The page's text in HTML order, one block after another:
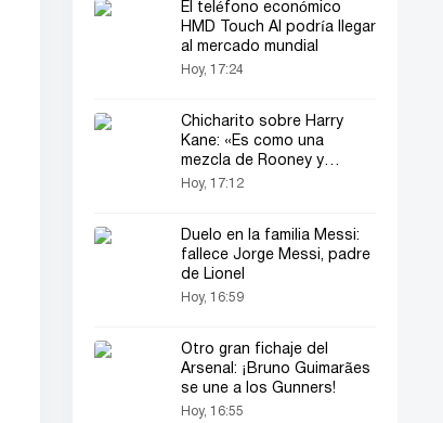
El teléfono económico
HMD Touch AI podría llegar
al mercado mundial
Hoy, 17:24
Chicharito sobre Harry
Kane: «Es como una
mezcla de Rooney y
Gascoigne»
Hoy, 17:12
Duelo en la familia Messi:
fallece Jorge Messi, padre
de Lionel
Hoy, 16:59
Otro gran fichaje del
Arsenal: ¡Bruno Guimarães
se une a los Gunners!
Hoy, 16:55